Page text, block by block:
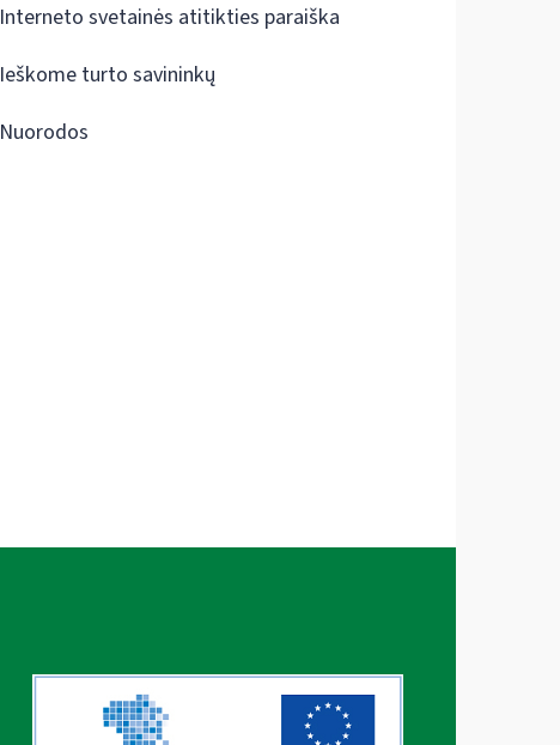
Interneto svetainės atitikties paraiška
Ieškome turto savininkų
Nuorodos